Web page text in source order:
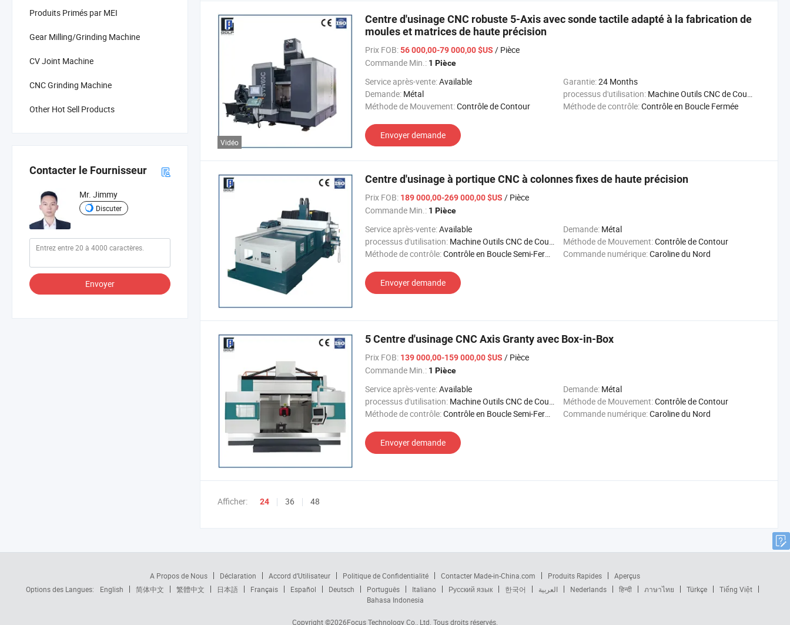
Produits Primés par MEI
Gear Milling/Grinding Machine
CV Joint Machine
CNC Grinding Machine
Other Hot Sell Products
Contacter le Fournisseur
Mr. Jimmy
Discuter
Envoyer
Vidéo
Centre d'usinage CNC robuste 5-Axis avec sonde tactile adapté à la fabrication de
moules et matrices de haute précision
Prix FOB:56 000,00-79 000,00 $US / Pièce
Commande Min.: 1 Pièce
Service après-vente:Available Garantie:24 Months
Demande: Métal processus d'utilisation: Machine Outils CNC de Coupage Métal
Méthode de Mouvement:Contrôle de Contour Méthode de contrôle:Contrôle en Boucle Fermée
Envoyer demande
Centre d'usinage à portique CNC à colonnes fixes de haute précision
Prix FOB: 189 000,00-269 000,00 $US / Pièce
Commande Min.: 1 Pièce
Service après-vente:Available Demande: Métal
processus d'utilisation: Machine Outils CNC de Coupage Métal Méthode de Mouvement:Contrôle de Contour
Méthode de contrôle:Contrôle en Boucle Semi-Fermée Commande numérique:Caroline du Nord
Envoyer demande
5 Centre d'usinage CNC Axis Granty avec Box-in-Box
Prix FOB: 139 000,00-159 000,00 $US / Pièce
Commande Min.: 1 Pièce
Service après-vente:Available Demande: Métal
processus d'utilisation: Machine Outils CNC de Coupage Métal Méthode de Mouvement:Contrôle de Contour
Méthode de contrôle:Contrôle en Boucle Semi-Fermée Commande numérique:Caroline du Nord
Envoyer demande
Afficher: 24 36 48
A Propos de Nous Déclaration Accord d’Utilisateur Politique de Confidentialité Contacter Made-in-China.com Produits Rapides
Aperçus
Options des Langues:
English 简体中文 繁體中文 日本語 Français Español Deutsch Português Italiano Русский язык 한국어 العربية Nederlands हिन्दी ภาษาไทย Türkçe
Tiếng Việt
Bahasa Indonesia
Copyright ©2026Focus Technology Co., Ltd. Tous droits réservés.